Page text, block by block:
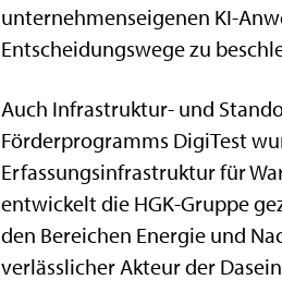
unternehmenseigenen KI-
Entscheidungswege zu
Auch Infrastruktur- und
Förderprogramms DigiTest
Erfassungsinfrastruktur für
entwickelt die HGK-Gruppe
den Bereichen Energie und
verlässlicher Akteur der